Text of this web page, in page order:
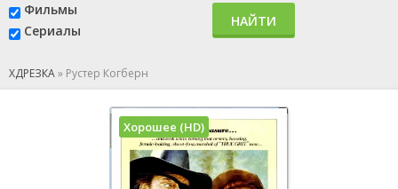
Фильмы
Сериалы
НАЙТИ
ХДРЕЗКА» Рустер Когберн
Хорошее (HD)